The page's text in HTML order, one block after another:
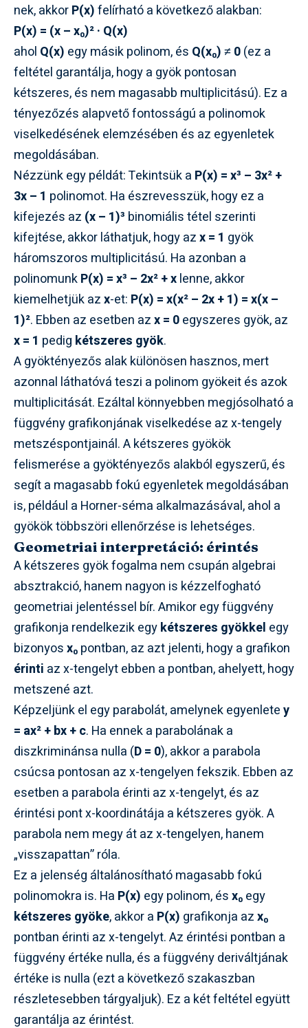
nek, akkorP(x)felírható a következő alakban:
P(x) = (x – x₀)² · Q(x)
ahol Q(x) egy másik polinom, és Q(x₀) ≠ 0(ez a
feltétel garantálja, hogy a gyök pontosan
kétszeres, és nem magasabb multiplicitású). Ez a
tényezőzés alapvető fontosságú a polinomok
viselkedésének elemzésében és az egyenletek
megoldásában.
Nézzünk egy példát: Tekintsük a P(x) = x³ – 3x² +
3x – 1 polinomot. Ha észrevesszük, hogy ez a
kifejezés az (x – 1)³ binomiális tétel szerinti
kifejtése, akkor láthatjuk, hogy azx = 1 gyök
háromszoros multiplicitású. Ha azonban a
polinomunkP(x) = x³ – 2x² + xlenne, akkor
kiemelhetjük azx-et: P(x) = x(x² – 2x + 1) = x(x –
1)². Ebben az esetben azx = 0egyszeres gyök, az
x = 1 pedig kétszeres gyök.
A gyöktényezős alak különösen hasznos, mert
azonnal láthatóvá teszi a polinom gyökeit és azok
multiplicitását. Ezáltal könnyebben megjósolható a
függvény grafikonjának viselkedése az x-tengely
metszéspontjainál. A kétszeres gyökök
felismerése a gyöktényezős alakból egyszerű, és
segít a magasabb fokú egyenletek megoldásában
is, például a Horner-séma alkalmazásával, ahol a
gyökök többszöri ellenőrzése is lehetséges.
Geometriai interpretáció: érintés
A kétszeres gyök fogalma nem csupán algebrai
absztrakció, hanem nagyon is kézzelfogható
geometriai jelentéssel bír. Amikor egy függvény
grafikonja rendelkezik egykétszeres gyökkel egy
bizonyosx₀pontban, az azt jelenti, hogy a grafikon
érinti az x-tengelyt ebben a pontban, ahelyett, hogy
metszené azt.
Képzeljünk el egy parabolát, amelynek egyenletey
= ax² + bx + c. Ha ennek a parabolának a
diszkriminánsa nulla (D = 0), akkor a parabola
csúcsa pontosan az x-tengelyen fekszik. Ebben az
esetben a parabola érinti az x-tengelyt, és az
érintési pont x-koordinátája a kétszeres gyök. A
parabola nem megy át az x-tengelyen, hanem
„visszapattan” róla.
Ez a jelenség általánosítható magasabb fokú
polinomokra is. Ha P(x) egy polinom, ésx₀egy
kétszeres gyöke, akkor a P(x) grafikonja azx₀
pontban érinti az x-tengelyt. Az érintési pontban a
függvény értéke nulla, és a függvény deriváltjának
értéke is nulla (ezt a következő szakaszban
részletesebben tárgyaljuk). Ez a két feltétel együtt
garantálja az érintést.